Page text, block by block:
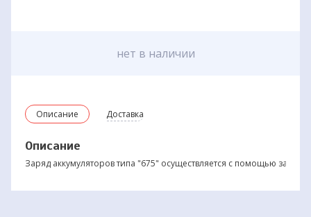
Описание Доставка
Описание
Заряд аккумуляторов типа "675" осуществляется с помощью
нет в наличии